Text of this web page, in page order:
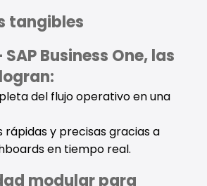
tangibles
SAP Business One, las
del flujo operativo en una
rápidas y precisas gracias a
en tiempo real.
modular para